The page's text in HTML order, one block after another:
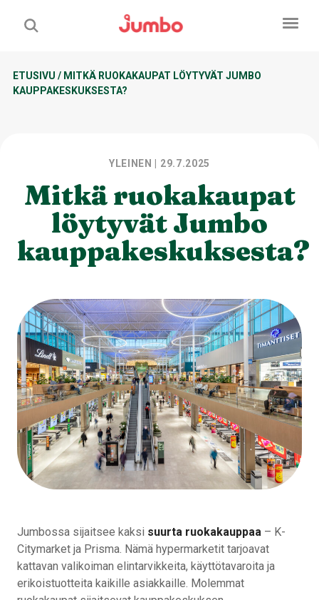
ETUSIVU / MITKÄ RUOKAKAUPAT LÖYTYVÄT JUMBO
KAUPPAKESKUKSESTA?
YLEINEN | 29.7.2025
Mitkä ruokakaupat
löytyvät Jumbo
kauppakeskuksesta?
Jumbossa sijaitsee kaksi suurta ruokakauppaa – K-
Citymarket ja Prisma. Nämä hypermarketit tarjoavat
kattavan valikoiman elintarvikkeita, käyttötavaroita ja
erikoistuotteita kaikille asiakkaille. Molemmat